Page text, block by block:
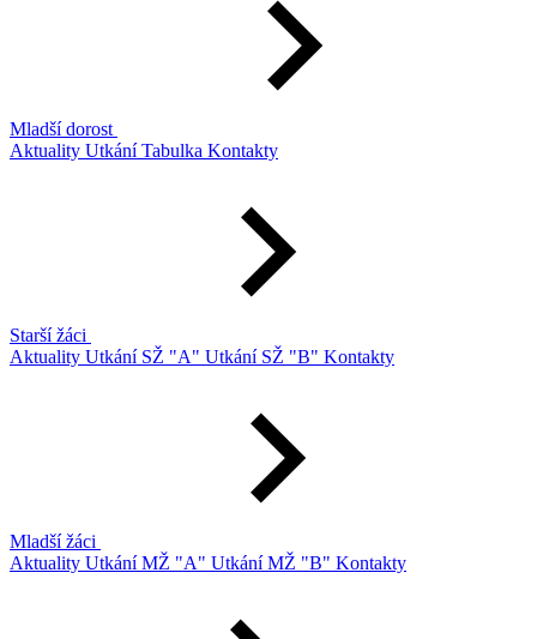
Mladší dorost
Aktuality UtkáníTabulka Kontakty
Starší žáci
Aktuality Utkání SŽ "A" Utkání SŽ "B" Kontakty
Mladší žáci
Aktuality Utkání MŽ "A" Utkání MŽ "B" Kontakty